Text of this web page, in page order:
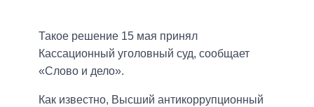
Такое решение 15 мая принял
Кассационный уголовный суд, сообщает
«Слово и дело».
Как известно, Высший антикоррупционный